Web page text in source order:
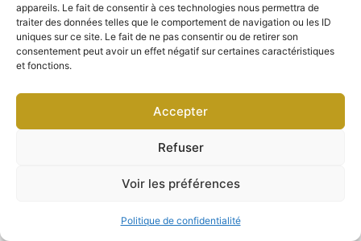
appareils. Le fait de consentir à ces technologies nous permettra de
traiter des données telles que le comportement de navigation ou les ID
uniques sur ce site. Le fait de ne pas consentir ou de retirer son
consentement peut avoir un effet négatif sur certaines caractéristiques
et fonctions.
Accepter
Refuser
Voir les préférences
Politique de confidentialité
Mon espace personnel
Conditions générales de vente
©2025. Le Cellier du Château Sàrl. Tous droits